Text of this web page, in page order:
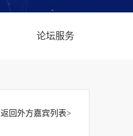
论坛服务
返回外方嘉宾列表>